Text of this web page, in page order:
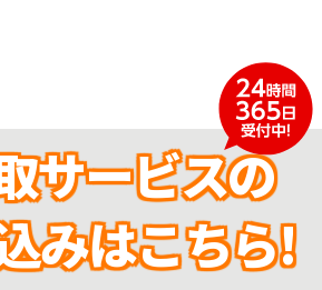
サービスの
みはこちら!